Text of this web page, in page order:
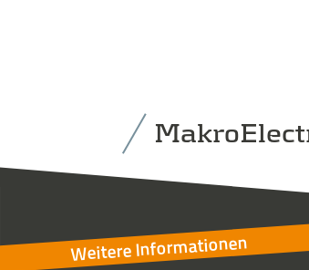
Weitere Informationen